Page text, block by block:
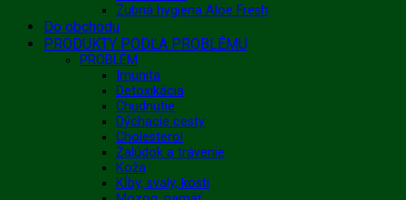
Zubná hygiena Aloe Fresh
Do obchodu
PRODUKTY PODĽA PROBLÉMU
PROBLÉM
Imunita
Detoxikácia
Chudnutie
Dýchacie cesty
Cholesterol
Žalúdok a trávenie
Koža
Kĺby, svaly, kosti